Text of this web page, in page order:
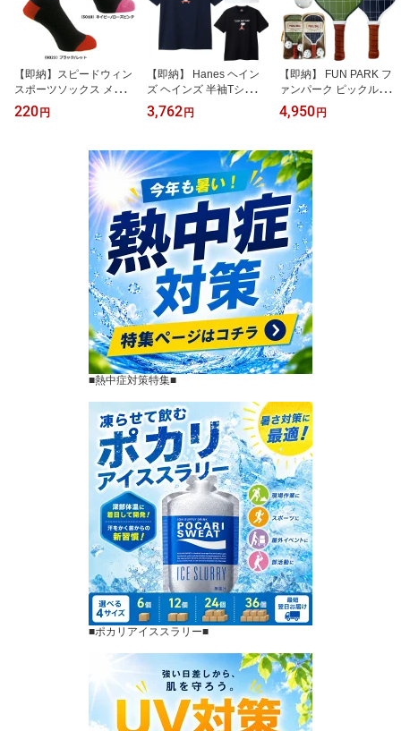
【即納】スピードウィン
スポーツソックス メンズ
レディース SPEEDWIN
靴下
220 円
【即納】 Hanes ヘイン
ズ ヘインズ 半袖Tシャツ
ビーフィー HM1-D002 P
EANUTS スヌーピー ホ
ー S M L XLサイズ メン
ズ レディース ユニセッ
クス
3,762 円
【即納】 FUN PARK フ
ァンパーク ピックルボー
ル ラケット 2本 屋内 屋
外用 ボール2個セット 専
リジナル カラー組み合わ
せ販売あります
4,950 円
■熱中症対策特集■
■ポカリアイススラリー■